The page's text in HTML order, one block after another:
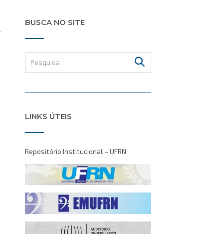
BUSCA NO SITE
LINKS ÚTEIS
Repositório Institucional – UFRN